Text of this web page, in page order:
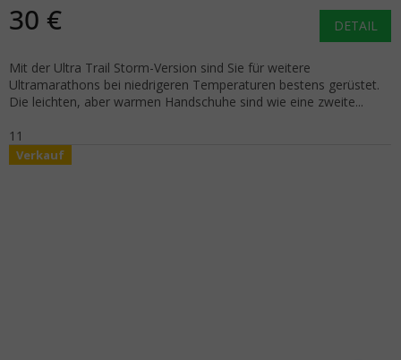
30 € DETAIL
Mit der Ultra Trail Storm-Version sind Sie für weitere
Ultramarathons bei niedrigeren Temperaturen bestens gerüstet.
Die leichten, aber warmen Handschuhe sind wie eine zweite...
11
Verkauf